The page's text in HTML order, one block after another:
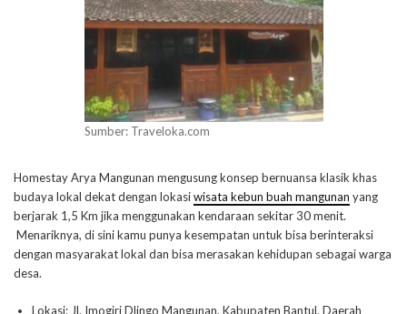
Sumber: Traveloka.com
Homestay Arya Mangunan mengusung konsep bernuansa klasik khas
budaya lokal dekat dengan lokasiwisata kebun buah mangunan yang
berjarak 1,5 Km jika menggunakan kendaraan sekitar 30 menit.
Menariknya, di sini kamu punya kesempatan untuk bisa berinteraksi
dengan masyarakat lokal dan bisa merasakan kehidupan sebagai warga
desa.
Lokasi: Jl. Imogiri Dlingo Mangunan, Kabupaten Bantul, Daerah